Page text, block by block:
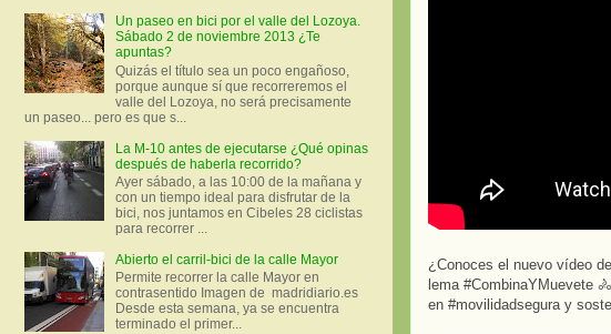
¿Conoces el nuevo vídeo
lema #CombinaYMuevete
en #movilidadsegura y
Un paseo en bici por el valle del Lozoya.
Sábado 2 de noviembre 2013 ¿Te
apuntas?
Quizás el título sea un poco engañoso,
porque aunque sí que recorreremos el
valle del Lozoya, no será precisamente
un paseo... pero es que s...
La M-10 antes de ejecutarse ¿Qué opinas
después de haberla recorrido?
Ayer sábado, a las 10:00 de la mañana y
con un tiempo ideal para disfrutar de la
bici, nos juntamos en Cibeles 28 ciclistas
para recorrer ...
Abierto el carril-bici de la calle Mayor
Permite recorrer la calle Mayor en
contrasentido Imagen de madridiario.es
Desde esta semana, ya se encuentra
terminado el primer...